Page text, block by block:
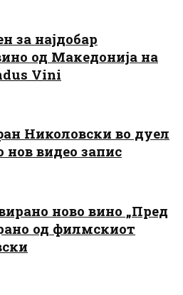
за најдобар
од Македонија на
Vini
Николовски во дуел
нов видео запис
ново вино „Пред
од филмскиот